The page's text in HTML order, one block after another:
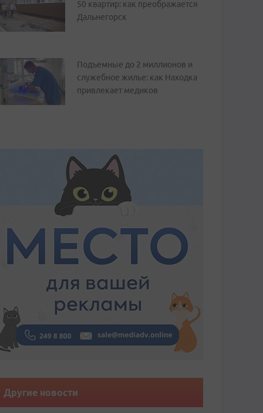
50 квартир: как преображается
Дальнегорск
Подъемные до 2 миллионов и
служебное жилье: как Находка
привлекает медиков
Другие новости